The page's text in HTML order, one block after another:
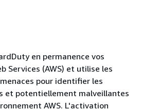
en permanence vos
Services (AWS) et utilise les
pour identifier les
et potentiellement malveillantes
AWS. L'activation